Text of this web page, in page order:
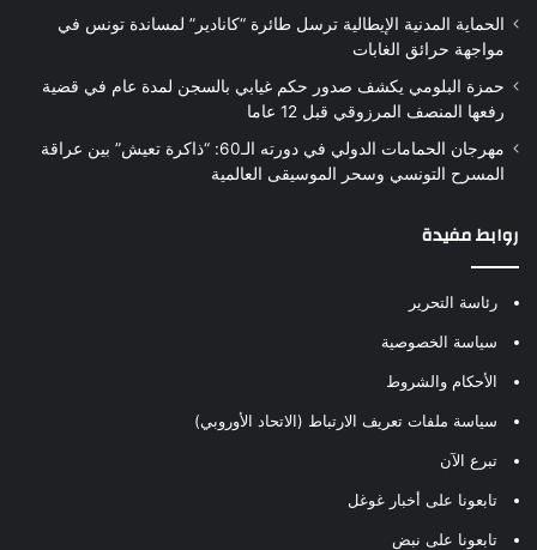
الحماية المدنية الإيطالية ترسل طائرة “كانادير” لمساندة تونس في
مواجهة حرائق الغابات
حمزة البلومي يكشف صدور حكم غيابي بالسجن لمدة عام في قضية
رفعها المنصف المرزوقي قبل 12 عاما
مهرجان الحمامات الدولي في دورته الـ60: “ذاكرة تعيش” بين عراقة
المسرح التونسي وسحر الموسيقى العالمية
روابط مفيدة
رئاسة التحرير
سياسة الخصوصية
الأحكام والشروط
سياسة ملفات تعريف الارتباط (الاتحاد الأوروبي)
تبرع الآن
تابعونا على أخبار غوغل
تابعونا على نبض